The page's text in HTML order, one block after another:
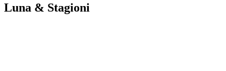
Luna & Stagioni